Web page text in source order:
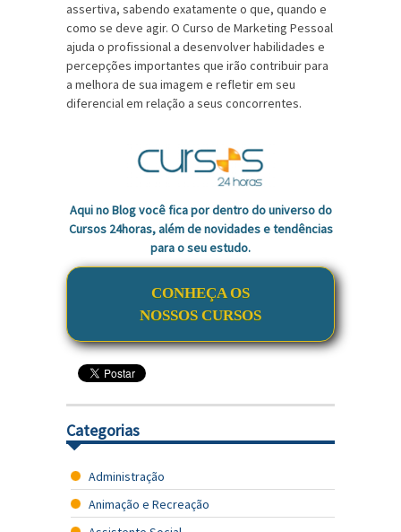
assertiva, sabendo exatamente o que, quando e
como se deve agir. O Curso de Marketing Pessoal
ajuda o profissional a desenvolver habilidades e
percepções importantes que irão contribuir para
a melhora de sua imagem e refletir em seu
diferencial em relação a seus concorrentes.
Aqui no Blog você fica por dentro do universo do
Cursos 24horas, além de novidades e tendências
para o seu estudo.
CONHEÇA OS
NOSSOS CURSOS
Categorias
Administração
Animação e Recreação